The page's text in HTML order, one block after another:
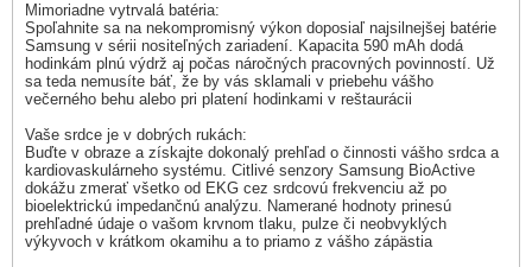
Mimoriadne vytrvalá batéria:
Spoľahnite sa na nekompromisný výkon doposiaľ najsilnejšej batérie
Samsung v sérii nositeľných zariadení. Kapacita 590 mAh dodá
hodinkám plnú výdrž aj počas náročných pracovných povinností. Už
sa teda nemusíte báť, že by vás sklamali v priebehu vášho
večerného behu alebo pri platení hodinkami v reštaurácii
Vaše srdce je v dobrých rukách:
Buďte v obraze a získajte dokonalý prehľad o činnosti vášho srdca a
kardiovaskulárneho systému. Citlivé senzory Samsung BioActive
dokážu zmerať všetko od EKG cez srdcovú frekvenciu až po
bioelektrickú impedančnú analýzu. Namerané hodnoty prinesú
prehľadné údaje o vašom krvnom tlaku, pulze či neobvyklých
výkyvoch v krátkom okamihu a to priamo z vášho zápästia